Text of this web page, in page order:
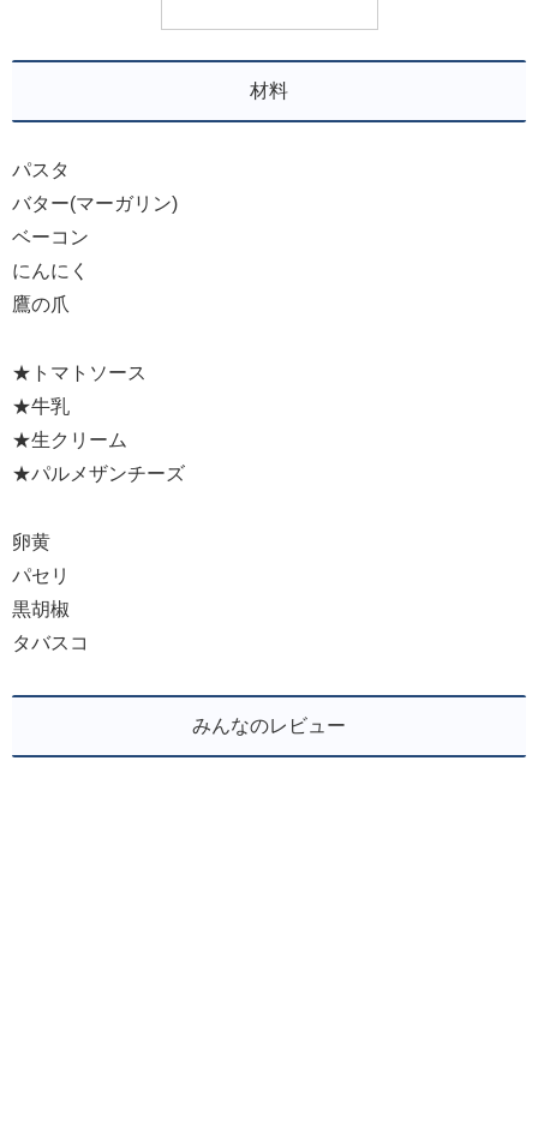
材料
パスタ
バター(マーガリン)
ベーコン
にんにく
鷹の爪
★トマトソース
★牛乳
★生クリーム
★パルメザンチーズ
卵黄
パセリ
黒胡椒
タバスコ
みんなのレビュー